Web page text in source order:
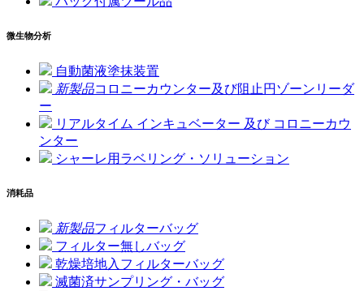
微生物分析
自動菌液塗抹装置
新製品コロニーカウンター及び阻止円ゾーンリーダ
ー
リアルタイム インキュベーター 及び コロニーカウ
ンター
シャーレ用ラベリング・ソリューション
消耗品
新製品フィルターバッグ
フィルター無しバッグ
乾燥培地入フィルターバッグ
滅菌済サンプリング・バッグ